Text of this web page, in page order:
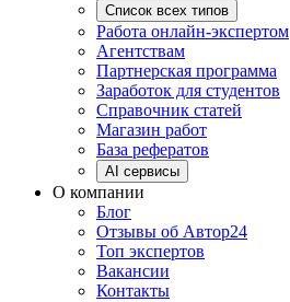
Список всех типов
Работа онлайн-экспертом
Агентствам
Партнерская программа
Заработок для студентов
Справочник статей
Магазин работ
База рефератов
AI сервисы
О компании
Блог
Отзывы об Автор24
Топ экспертов
Вакансии
Контакты